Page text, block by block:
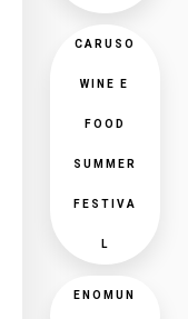
CARUSO
WINE E
FOOD
SUMMER
FESTIVA
L
ENOMUN